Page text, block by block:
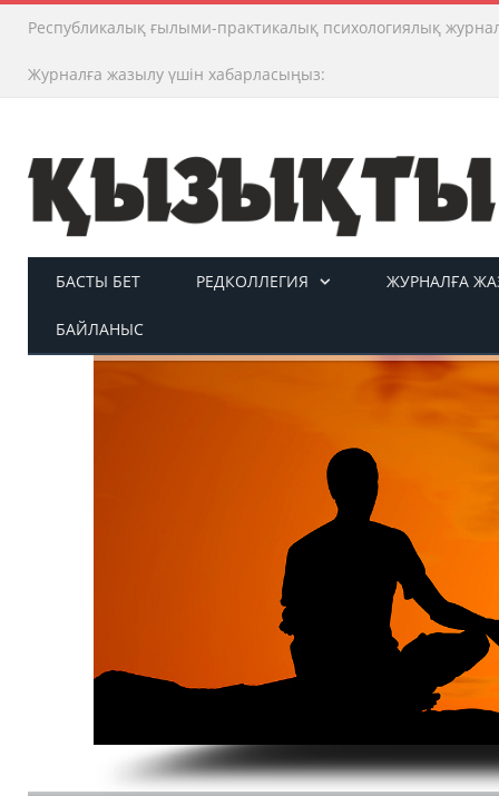
Республикалық ғылыми-практикалық психологиялық
Журналға жазылу үшін хабарласыңыз:
БАСТЫ БЕТ РЕДКОЛЛЕГИЯ ЖУРНАЛҒА
БАЙЛАНЫС